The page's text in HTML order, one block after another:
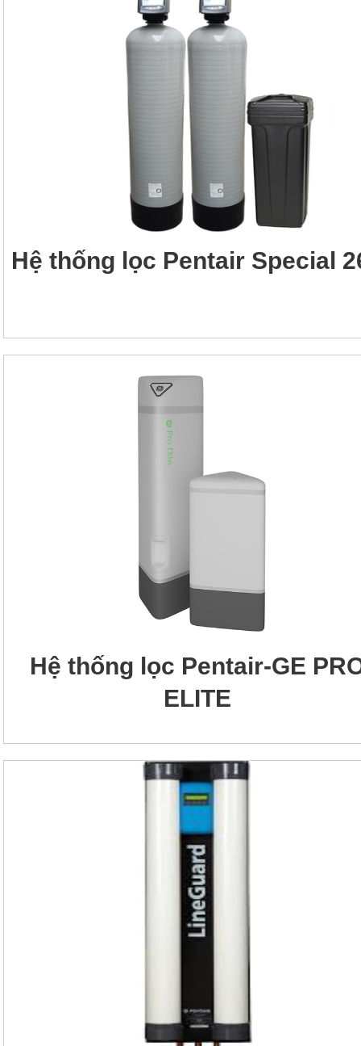
Hệ thống lọc Pentair Special
Hệ thống lọc Pentair-GE
ELITE